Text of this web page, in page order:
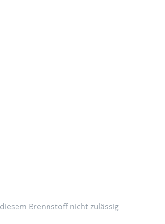
Brennstoff nicht zulässig